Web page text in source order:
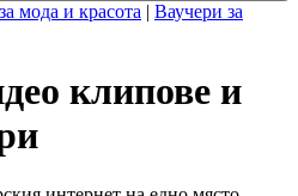
мода и красота | Ваучери за
клипове и